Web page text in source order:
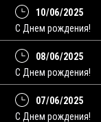
10/06/2025
С Днем рождения!
08/06/2025
C Днем рождения!
07/06/2025
С Днем рождения!